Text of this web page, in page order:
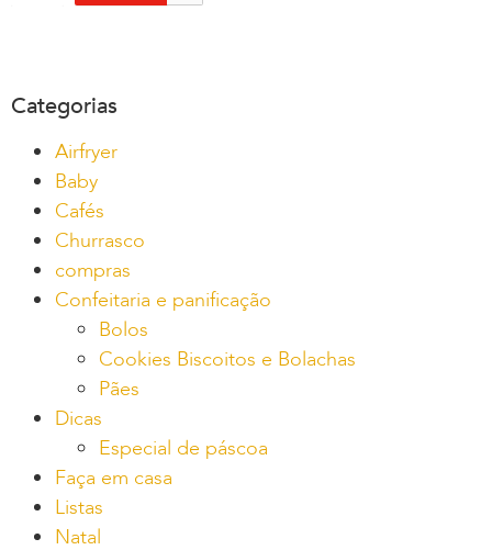
Categorias
Airfryer
Baby
Cafés
Churrasco
compras
Confeitaria e panificação
Bolos
Cookies Biscoitos e Bolachas
Pães
Dicas
Especial de páscoa
Faça em casa
Listas
Natal